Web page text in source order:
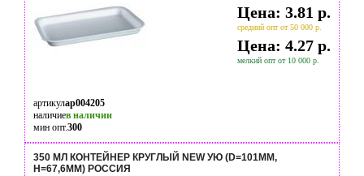
Цена: 3.81 р.
средний опт от 50 000 р.
Цена: 4.27 р.
мелкий опт от 10 000 р.
артикулap004205
наличиев наличии
мин опт.300
350 МЛ КОНТЕЙНЕР КРУГЛЫЙ NEW УЮ (D=101ММ,
H=67,6ММ) РОССИЯ